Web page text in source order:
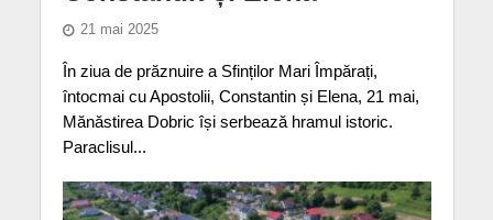
21 mai 2025
În ziua de prăznuire a Sfinților Mari Împărați,
întocmai cu Apostolii, Constantin și Elena, 21 mai,
Mănăstirea Dobric își serbează hramul istoric.
Paraclisul...